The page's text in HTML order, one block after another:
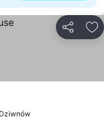
Partilhar